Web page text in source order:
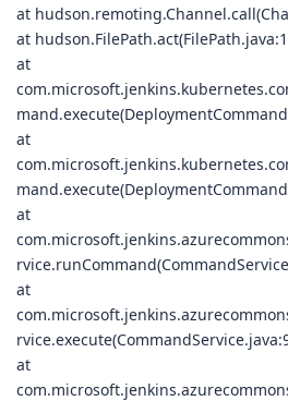
at
at
at
at
at
at
at